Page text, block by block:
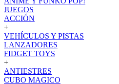
JUEGOS
ACCIÓN
+
VEHÍCULOS Y PISTAS
LANZADORES
FIDGET TOYS
+
ANTIESTRES
CUBO MAGICO